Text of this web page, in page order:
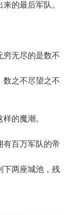
的最后军队。
无尽的是数不
数之不尽望之不
的魔潮。
百万军队的帝
下两座城池，残